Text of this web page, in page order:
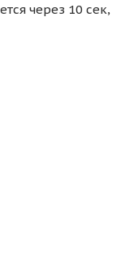
через 10 сек,